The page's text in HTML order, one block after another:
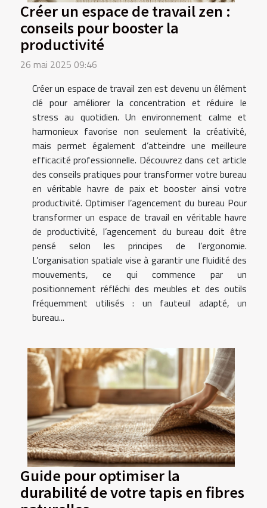
Créer un espace de travail zen :
conseils pour booster la
productivité
26 mai 2025 09:46
Créer un espace de travail zen est devenu un élément
clé pour améliorer la concentration et réduire le
stress au quotidien. Un environnement calme et
harmonieux favorise non seulement la créativité,
mais permet également d’atteindre une meilleure
efficacité professionnelle. Découvrez dans cet article
des conseils pratiques pour transformer votre bureau
en véritable havre de paix et booster ainsi votre
productivité. Optimiser l’agencement du bureau Pour
transformer un espace de travail en véritable havre
de productivité, l’agencement du bureau doit être
pensé selon les principes de l’ergonomie.
L’organisation spatiale vise à garantir une fluidité des
mouvements, ce qui commence par un
positionnement réfléchi des meubles et des outils
fréquemment utilisés : un fauteuil adapté, un
bureau...
Guide pour optimiser la
durabilité de votre tapis en fibres